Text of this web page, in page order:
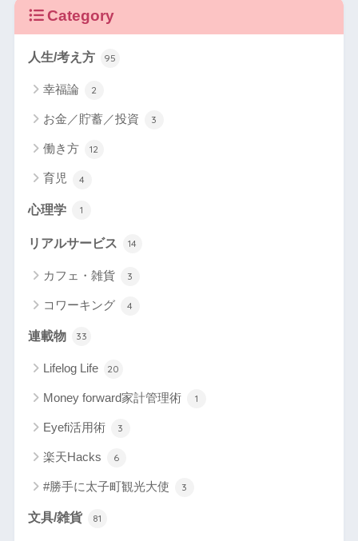
Category
人生/考え方 95
幸福論 2
お金／貯蓄／投資 3
働き方 12
育児 4
心理学 1
リアルサービス 14
カフェ・雑貨 3
コワーキング 4
連載物 33
Lifelog Life 20
Money forward家計管理術 1
Eyefi活用術 3
楽天Hacks 6
#勝手に太子町観光大使 3
文具/雑貨 81